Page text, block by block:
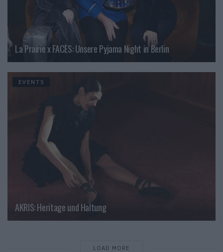
La Prairie x FACES: Unsere Pyjama Night in Berlin
EVENTS
AKRIS: Heritage und Haltung
LOAD MORE